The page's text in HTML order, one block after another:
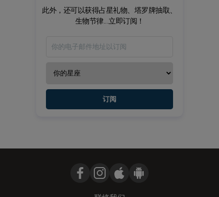
此外，还可以获得占星礼物、塔罗牌抽取、
生物节律...立即订阅！
订阅